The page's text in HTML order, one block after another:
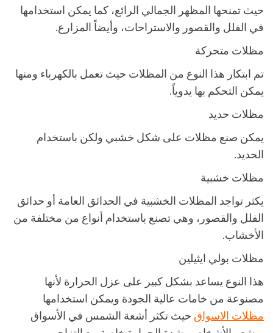
حيث تمنحها المظهر الجمالي الرائع، كما يمكن استخدامها
في الفلل والقصور والاستراحات، وأيضاً المزارع.
مظلات متحركة
تم ابتكار هذا النوع من المظلات حيث تعمل بالكهرباء ومنها
يمكن التحكم بها يدوياً.
مظلات حديد
يمكن صنع مظلات على شكل خشبي ولكن باستخدام
الحديد.
مظلات خشبية
يكثر تواجد المظلات الخشبية في الحدائق العامة أو حدائق
الفلل والقصور، وهي تصنع باستخدام أنواع من مختلفة من
الأخشاب.
مظلات بولي ايثيلين
هذا النوع يساعد بشكل كبير على عزل الحرارة لأنها
مصنوعة من خامات عالية الجودة ويمكن استخدامها
مظلات الاسواق حيث تكثر أشعة الشمس في الأسواق